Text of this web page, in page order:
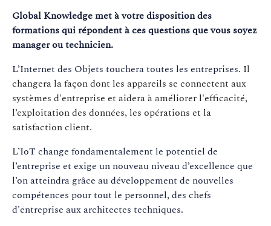
Global Knowledge met à votre disposition des
formations qui répondent à ces questions que vous soyez
manager ou technicien.
L’Internet des Objets touchera toutes les entreprises. Il
changera la façon dont les appareils se connectent aux
systèmes d'entreprise et aidera à améliorer l'efficacité,
l’exploitation des données, les opérations et la
satisfaction client.
L’IoT change fondamentalement le potentiel de
l’entreprise et exige un nouveau niveau d’excellence que
l’on atteindra grâce au développement de nouvelles
compétences pour tout le personnel, des chefs
d'entreprise aux architectes techniques.